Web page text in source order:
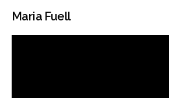
Maria Fuell